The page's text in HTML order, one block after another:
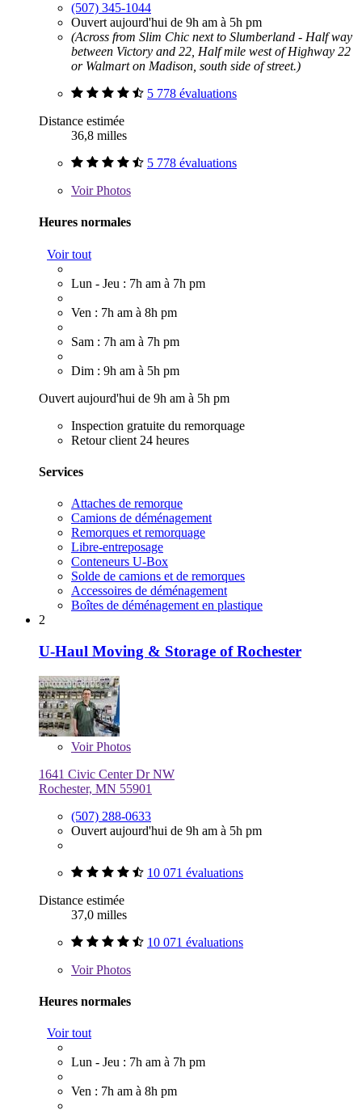
(507) 345-1044
Ouvert aujourd'hui de 9h am à 5h pm
(Across from Slim Chic next to Slumberland - Half way
between Victory and 22, Half mile west of Highway 22
or Walmart on Madison, south side of street.)
5 778 évaluations
Distance estimée
36,8 milles
5 778 évaluations
VoirPhotos
Heures normales
Voir tout
Lun - Jeu : 7h am à 7h pm
Ven : 7h am à 8h pm
Sam : 7h am à 7h pm
Dim : 9h am à 5h pm
Ouvert aujourd'hui de 9h am à 5h pm
Inspection gratuite du remorquage
Retour client 24 heures
Services
Attaches de remorque
Camions de déménagement
Remorques et remorquage
Libre-entreposage
Conteneurs U-Box
Solde de camions et de remorques
Accessoires de déménagement
Boîtes de déménagement en plastique
2
U-Haul Moving & Storage of Rochester
VoirPhotos
1641 Civic Center Dr NW
Rochester, MN 55901
(507) 288-0633
Ouvert aujourd'hui de 9h am à 5h pm
10 071 évaluations
Distance estimée
37,0 milles
10 071 évaluations
VoirPhotos
Heures normales
Voir tout
Lun - Jeu : 7h am à 7h pm
Ven : 7h am à 8h pm